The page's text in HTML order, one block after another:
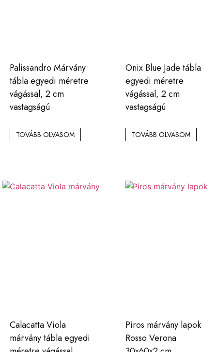
Palissandro Márvány
tábla egyedi méretre
vágással, 2 cm
vastagságú
TOVÁBB OLVASOM
Onix Blue Jade tábla
egyedi méretre
vágással, 2 cm
vastagságú
TOVÁBB OLVASOM
Calacatta Viola
márvány tábla egyedi
Piros márvány lapok
Rosso Verona